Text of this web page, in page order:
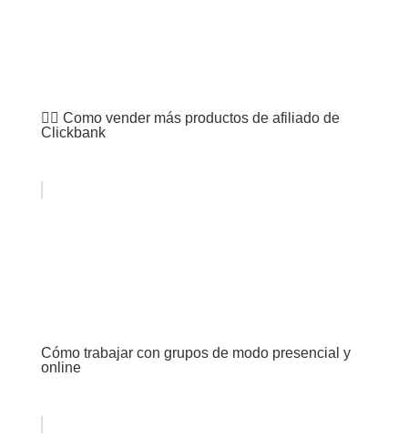
🏋️‍♂️ Como vender más productos de afiliado de
Clickbank
Cómo trabajar con grupos de modo presencial y
online